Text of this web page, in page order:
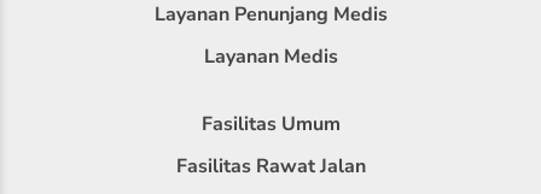
Layanan Penunjang Medis
Layanan Medis
Fasilitas Umum
Fasilitas Rawat Jalan